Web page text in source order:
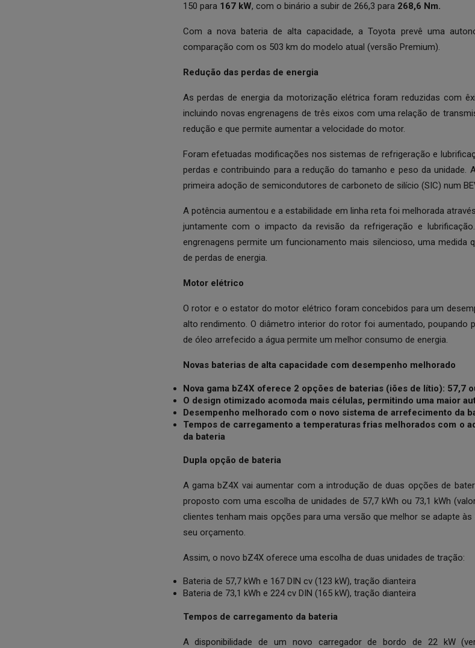
150 para 167 kW, com o binário a subir de 266,3 para 268,6 Nm.
Com a nova bateria de alta capacidade, a Toyota prevê uma
comparação com os 503 km do modelo atual (versão Premium).
Redução das perdas de energia
As perdas de energia da motorização elétrica foram reduzidas com
incluindo novas engrenagens de três eixos com uma relação de
redução e que permite aumentar a velocidade do motor.
Foram efetuadas modificações nos sistemas de refrigeração e
perdas e contribuindo para a redução do tamanho e peso da unidade.
primeira adoção de semicondutores de carboneto de silício (SIC) num
A potência aumentou e a estabilidade em linha reta foi melhorada
juntamente com o impacto da revisão da refrigeração e
engrenagens permite um funcionamento mais silencioso, uma medida
de perdas de energia.
Motor elétrico
O rotor e o estator do motor elétrico foram concebidos para um
alto rendimento. O diâmetro interior do rotor foi aumentado, poupando
de óleo arrefecido a água permite um melhor consumo de energia.
Novas baterias de alta capacidade com desempenho melhorado
Nova gama bZ4X oferece 2 opções de baterias (iões de lítio): 57,7
O design otimizado acomoda mais células, permitindo uma maior
Desempenho melhorado com o novo sistema de arrefecimento da
Tempos de carregamento a temperaturas frias melhorados com o
da bateria
Dupla opção de bateria
A gama bZ4X vai aumentar com a introdução de duas opções de
proposto com uma escolha de unidades de 57,7 kWh ou 73,1 kWh
clientes tenham mais opções para uma versão que melhor se adapte
seu orçamento.
Assim, o novo bZ4X oferece uma escolha de duas unidades de tração:
Bateria de 57,7 kWh e 167 DIN cv (123 kW), tração dianteira
Bateria de 73,1 kWh e 224 cv DIN (165 kW), tração dianteira
Tempos de carregamento da bateria
A disponibilidade de um novo carregador de bordo de 22 kW